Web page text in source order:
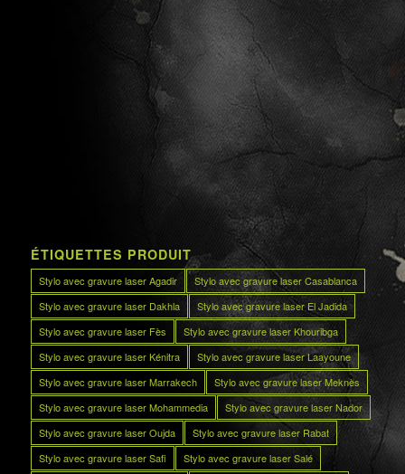
ÉTIQUETTES PRODUIT
Stylo avec gravure laser Agadir
Stylo avec gravure laser Casablanca
Stylo avec gravure laser Dakhla
Stylo avec gravure laser El Jadida
Stylo avec gravure laser Fès
Stylo avec gravure laser Khouribga
Stylo avec gravure laser Kénitra
Stylo avec gravure laser Laayoune
Stylo avec gravure laser Marrakech
Stylo avec gravure laser Meknès
Stylo avec gravure laser Mohammedia
Stylo avec gravure laser Nador
Stylo avec gravure laser Oujda
Stylo avec gravure laser Rabat
Stylo avec gravure laser Safi
Stylo avec gravure laser Salé